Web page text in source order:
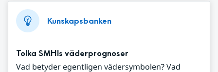
Kunskapsbanken
Tolka SMHIs väderprognoser
Vad betyder egentligen vädersymbolen? Vad